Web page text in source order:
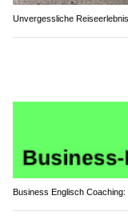
Unvergessliche
Business Englisch